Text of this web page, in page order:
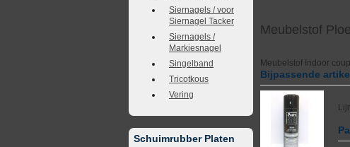
Siernagels / voor
Siernagel Tacker
Siernagels /
Markiesnagel
Singelband
Tricotkous
Vering
Schuimrubber Platen
Meubelstof
Meubelstof Indoor
Bijpassende